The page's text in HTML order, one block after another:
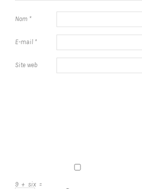
Nom *
E-mail *
Site web
9 + six =